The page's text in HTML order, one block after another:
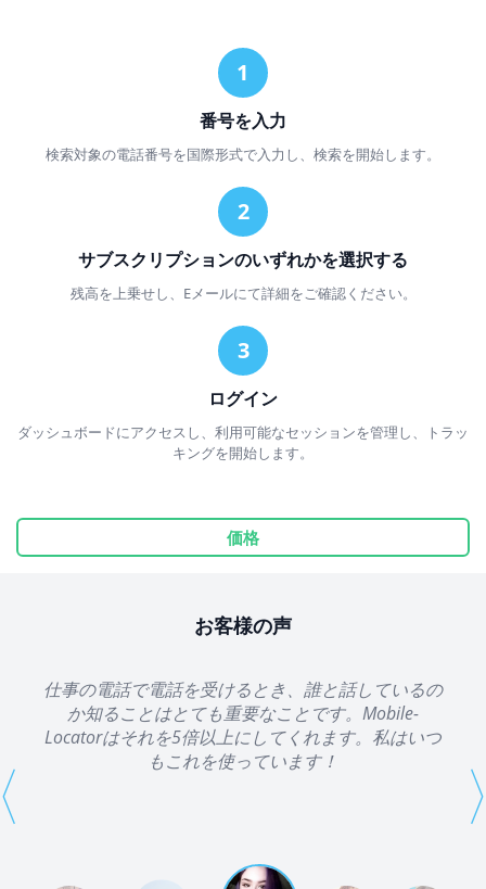
番号を入力
検索対象の電話番号を国際形式で入力し、検索を開始します。
サブスクリプションのいずれかを選択する
残高を上乗せし、Eメールにて詳細をご確認ください。
ログイン
ダッシュボードにアクセスし、利用可能なセッションを管理し、トラッ
キングを開始します。
価格
お客様の声
仕事の電話で電話を受けるとき、誰と話しているの
か知ることはとても重要なことです。Mobile-
Locatorはそれを5倍以上にしてくれます。私はいつ
もこれを使っています！
⟨ ⟩